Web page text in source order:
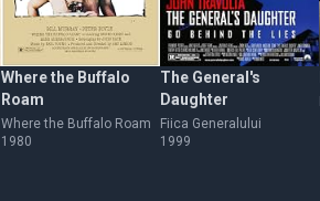
Where the Buffalo
Roam
Where the Buffalo Roam
1980
The General's
Daughter
Fiica Generalului
1999